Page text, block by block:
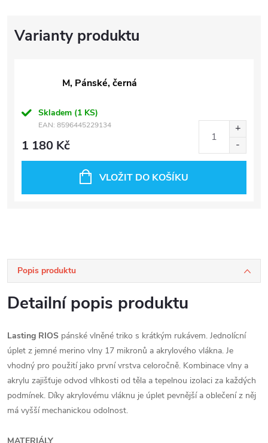
M, Pánské, černá
Skladem (1 KS)
EAN: 8596445229134
1 180 Kč
VLOŽIT DO KOŠÍKU
Popis produktu
Detailní popis produktu
Lasting RIOS pánské vlněné triko s krátkým rukávem. Jednolícní
úplet z jemné merino vlny 17 mikronů a akrylového vlákna. Je
vhodný pro použití jako první vrstva celoročně. Kombinace vlny a
akrylu zajišťuje odvod vlhkosti od těla a tepelnou izolaci za každých
podmínek. Díky akrylovému vláknu je úplet pevnější a oblečení z něj
má vyšší mechanickou odolnost.
MATERIÁLY